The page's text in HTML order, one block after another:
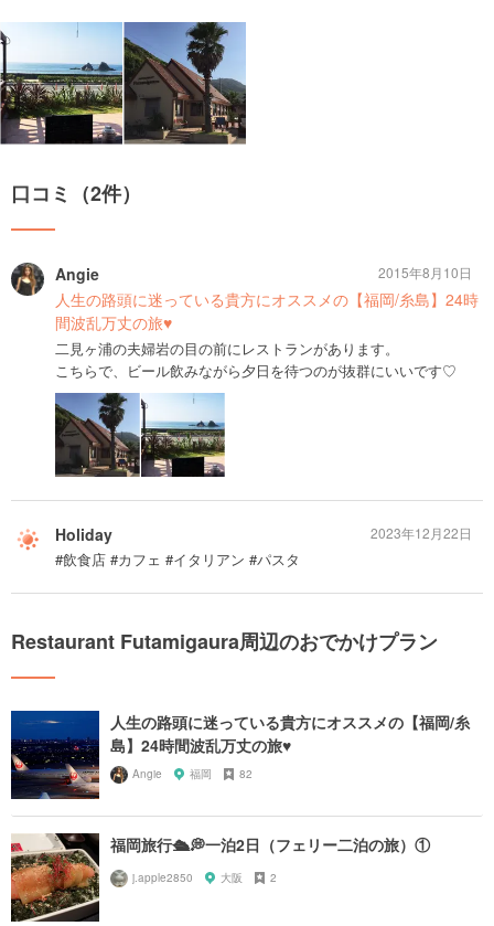
口コミ（2件）
Angie
人生の路頭に迷っている貴方にオススメの【福岡/糸島】24時
間波乱万丈の旅♥︎
二見ヶ浦の夫婦岩の目の前にレストランがあります。
こちらで、ビール飲みながら夕日を待つのが抜群にいいです♡
2015年8月10日
Holiday
#飲食店 #カフェ #イタリアン #パスタ
2023年12月22日
Restaurant Futamigaura周辺のおでかけプラン
人生の路頭に迷っている貴方にオススメの【福岡/糸
島】24時間波乱万丈の旅♥︎
Angie 福岡 82
福岡旅行🛳💭一泊2日（フェリー二泊の旅）①
j.apple2850 大阪 2